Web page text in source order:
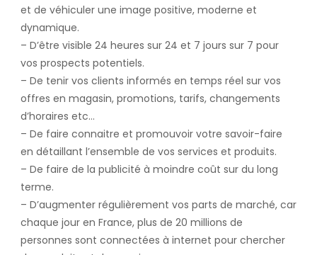
et de véhiculer une image positive, moderne et
dynamique.
– D’être visible 24 heures sur 24 et 7 jours sur 7 pour
vos prospects potentiels.
– De tenir vos clients informés en temps réel sur vos
offres en magasin, promotions, tarifs, changements
d’horaires etc…
– De faire connaitre et promouvoir votre savoir-faire
en détaillant l’ensemble de vos services et produits.
– De faire de la publicité à moindre coût sur du long
terme.
– D’augmenter régulièrement vos parts de marché, car
chaque jour en France, plus de 20 millions de
personnes sont connectées à internet pour chercher